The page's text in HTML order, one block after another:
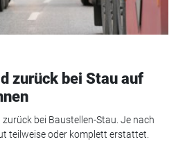
zurück bei Stau auf
bei Baustellen-Stau. Je nach
teilweise oder komplett erstattet.